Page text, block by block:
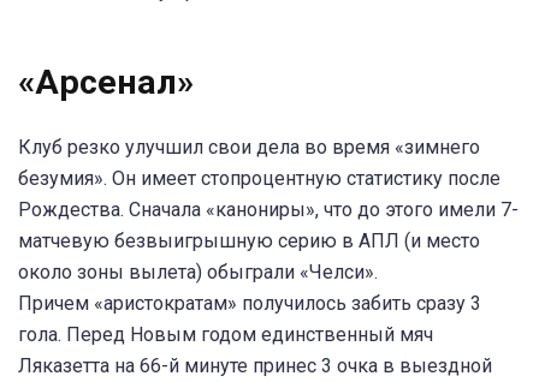
«Арсенал»
Клуб резко улучшил свои дела во время «зимнего
безумия». Он имеет стопроцентную статистику после
Рождества. Сначала «канониры», что до этого имели 7-
матчевую безвыигрышную серию в АПЛ (и место
около зоны вылета) обыграли «Челси».
Причем «аристократам» получилось забить сразу 3
гола. Перед Новым годом единственный мяч
Ляказетта на 66-й минуте принес 3 очка в выездной